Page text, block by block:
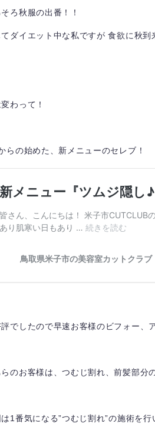
ろ秋服の出番！！
ダイエット中な私ですが 食欲に秋到
わって！
らの始めた、新メニューのセレブ！
評でしたので早速お客様のビフォー、
らのお客様は、つむじ割れ、前髪部分
1番気になる”つむじ割れ”の施術を行